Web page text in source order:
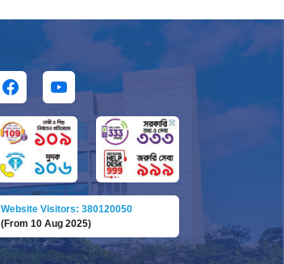
Website Visitors: 380120050
(From 10 Aug 2025)